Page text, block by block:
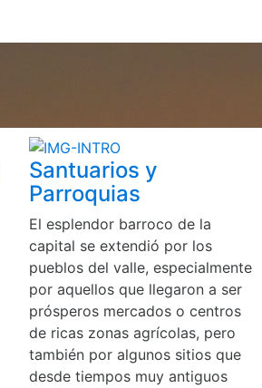
Santuarios y
Parroquias
El esplendor barroco de la
capital se extendió por los
pueblos del valle, especialmente
por aquellos que llegaron a ser
prósperos mercados o centros
de ricas zonas agrícolas, pero
también por algunos sitios que
desde tiempos muy antiguos